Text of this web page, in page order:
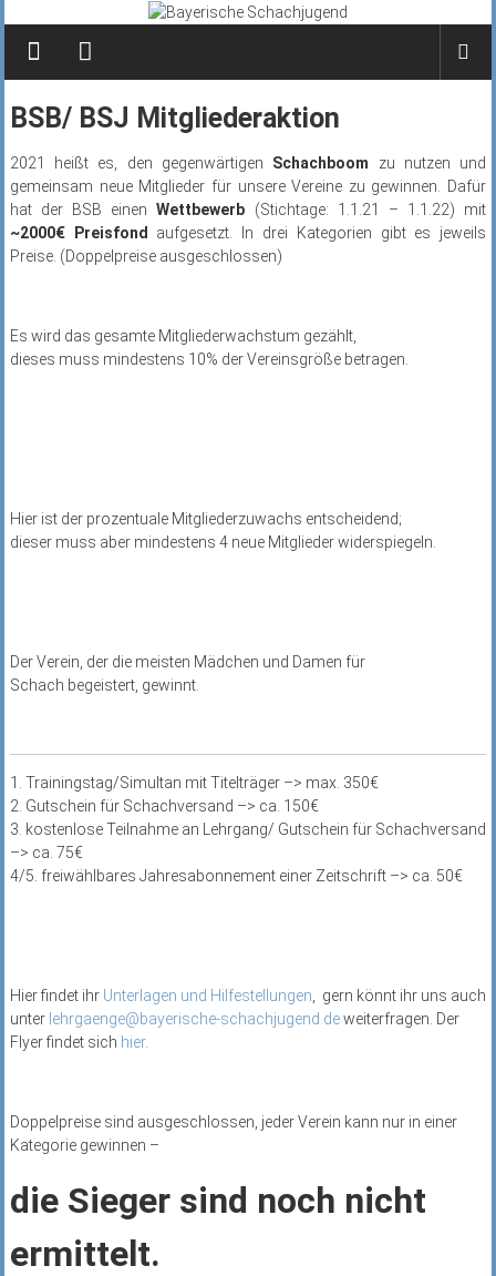
springen
BSB/ BSJ Mitgliederaktion
2021 heißt es, den gegenwärtigen Schachboom zu nutzen und
gemeinsam neue Mitglieder für unsere Vereine zu gewinnen. Dafür
hat der BSB einenWettbewerb (Stichtage: 1.1.21 – 1.1.22) mit
~2000€ Preisfond
aufgesetzt. In drei Kategorien gibt es jeweils
Preise. (Doppelpreise ausgeschlossen)
Es wird das gesamte Mitgliederwachstum gezählt,
dieses muss mindestens 10% der Vereinsgröße betragen.
Hier ist der prozentuale Mitgliederzuwachs entscheidend;
dieser muss aber mindestens 4 neue Mitglieder widerspiegeln.
Der Verein, der die meisten Mädchen und Damen für
Schach begeistert, gewinnt.
1. Trainingstag/Simultan mit Titelträger –> max. 350€
2. Gutschein für Schachversand –> ca. 150€
3. kostenlose Teilnahme an Lehrgang/ Gutschein für Schachversand
–> ca. 75€
4/5. freiwählbares Jahresabonnement einer Zeitschrift –> ca. 50€
Hier findet ihr Unterlagen und Hilfestellungen , gern könnt ihr uns auch
unter lehrgaenge@bayerische-schachjugend.deweiterfragen. Der
Flyer findet sich hier.
Doppelpreise sind ausgeschlossen, jeder Verein kann nur in einer
Kategorie gewinnen –
die Sieger sind noch nicht
ermittelt.